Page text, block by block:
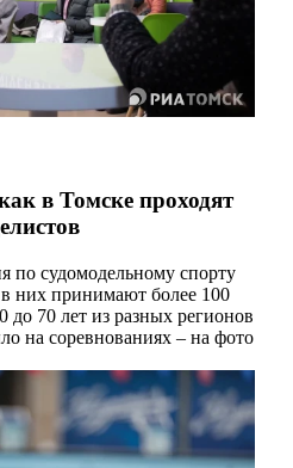
в Томске проходят
по судомодельному спорту
них принимают более 100
до 70 лет из разных регионов
на соревнованиях – на фото